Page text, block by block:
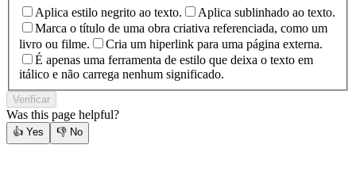
Aplica estilo negrito ao texto.
Aplica sublinhado ao texto.
Marca o título de uma obra criativa referenciada, como um
livro ou filme.
Cria um hiperlink para uma página externa.
É apenas uma ferramenta de estilo que deixa o texto em
itálico e não carrega nenhum significado.
Verificar
Was this page helpful?
👍 Yes 👎 No